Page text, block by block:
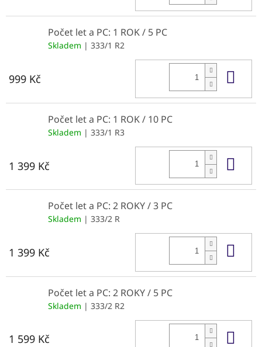
Počet let a PC: 1 ROK / 5 PC
Skladem | 333/1 R2
999 Kč
Počet let a PC: 1 ROK / 10 PC
Skladem | 333/1 R3
1 399 Kč
Počet let a PC: 2 ROKY / 3 PC
Skladem | 333/2 R
1 399 Kč
Počet let a PC: 2 ROKY / 5 PC
Skladem | 333/2 R2
1 599 Kč